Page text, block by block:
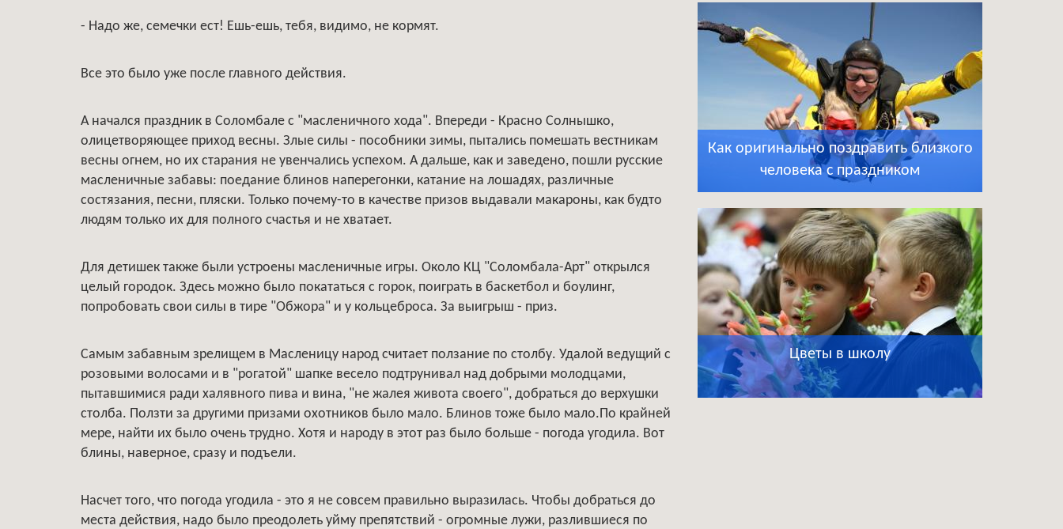
- Надо же, семечки ест! Ешь-ешь, тебя, видимо, не кормят.
Все это было уже после главного действия.
А начался праздник в Соломбале с "масленичного хода". Впереди - Красно Солнышко,
олицетворяющее приход весны. Злые силы - пособники зимы, пытались помешать вестникам
весны огнем, но их старания не увенчались успехом. А дальше, как и заведено, пошли русские
масленичные забавы: поедание блинов наперегонки, катание на лошадях, различные
состязания, песни, пляски. Только почему-то в качестве призов выдавали макароны, как будто
людям только их для полного счастья и не хватает.
Для детишек также были устроены масленичные игры. Около КЦ "Соломбала-Арт" открылся
целый городок. Здесь можно было покататься с горок, поиграть в баскетбол и боулинг,
попробовать свои силы в тире "Обжора" и у кольцеброса. За выигрыш - приз.
Самым забавным зрелищем в Масленицу народ считает ползание по столбу. Удалой ведущий с
розовыми волосами и в "рогатой" шапке весело подтрунивал над добрыми молодцами,
пытавшимися ради халявного пива и вина, "не жалея живота своего", добраться до верхушки
столба. Ползти за другими призами охотников было мало. Блинов тоже было мало.По крайней
мере, найти их было очень трудно. Хотя и народу в этот раз было больше - погода угодила. Вот
блины, наверное, сразу и подъели.
Насчет того, что погода угодила - это я не совсем правильно выразилась. Чтобы добраться до
места действия, надо было преодолеть уйму препятствий - огромные лужи, разлившиеся по
Как оригинально поздравить близкого
человека с праздником
Цветы в школу